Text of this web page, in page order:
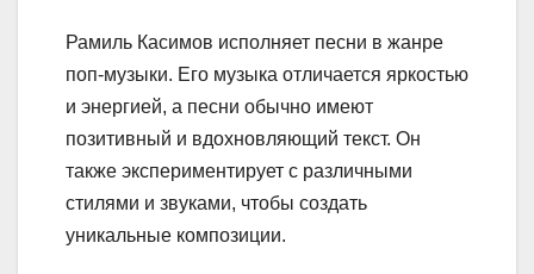
Рамиль Касимов исполняет песни в жанре
поп-музыки. Его музыка отличается яркостью
и энергией, а песни обычно имеют
позитивный и вдохновляющий текст. Он
также экспериментирует с различными
стилями и звуками, чтобы создать
уникальные композиции.